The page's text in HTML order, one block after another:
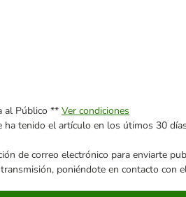
al Público ** Ver condiciones
ha tenido el artículo en los útimos 30
de correo electrónico para enviarte
poniéndote en contacto con